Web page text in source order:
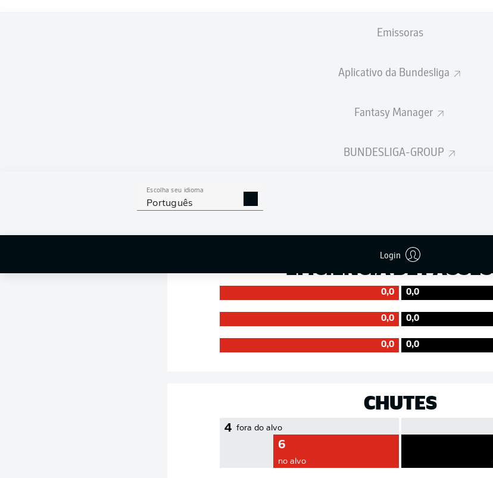
Emissoras
Aplicativo da Bundesliga
Fantasy Manager
BUNDESLIGA-GROUP
Escolha seu idioma
Português
Login
0.99
EFICIÊNCIA DE PASSES
0,0 0,0
0,0 0,0
0,0 0,0
CHUTES
4 fora do alvo
6
no alvo